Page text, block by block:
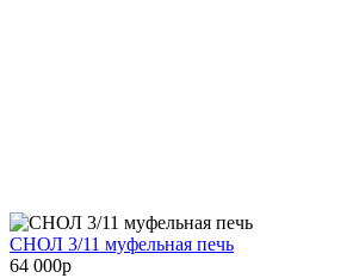
СНОЛ 3/11 муфельная печь
64 000p